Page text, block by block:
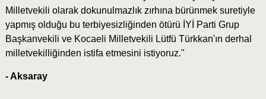
Milletvekili olarak dokunulmazlık zırhına bürünmek suretiyle
yapmış olduğu bu terbiyesizliğinden ötürü İYİ Parti Grup
Başkanvekili ve Kocaeli Milletvekili Lütfü Türkkan'ın derhal
milletvekilliğinden istifa etmesini istiyoruz."
- Aksaray